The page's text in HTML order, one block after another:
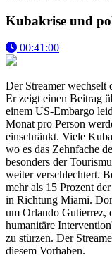
Kubakrise und
00:41:00
Der Streamer wechselt
Er zeigt einen Beitrag
einem US-Embargo
Monat pro Person
einschränkt. Viele
wo es das Zehnfache
besonders der
weiter verschlechtert.
mehr als 15 Prozent
in Richtung Miami.
um Orlando Gutierrez,
humanitäre
zu stürzen. Der
diesem Vorhaben.